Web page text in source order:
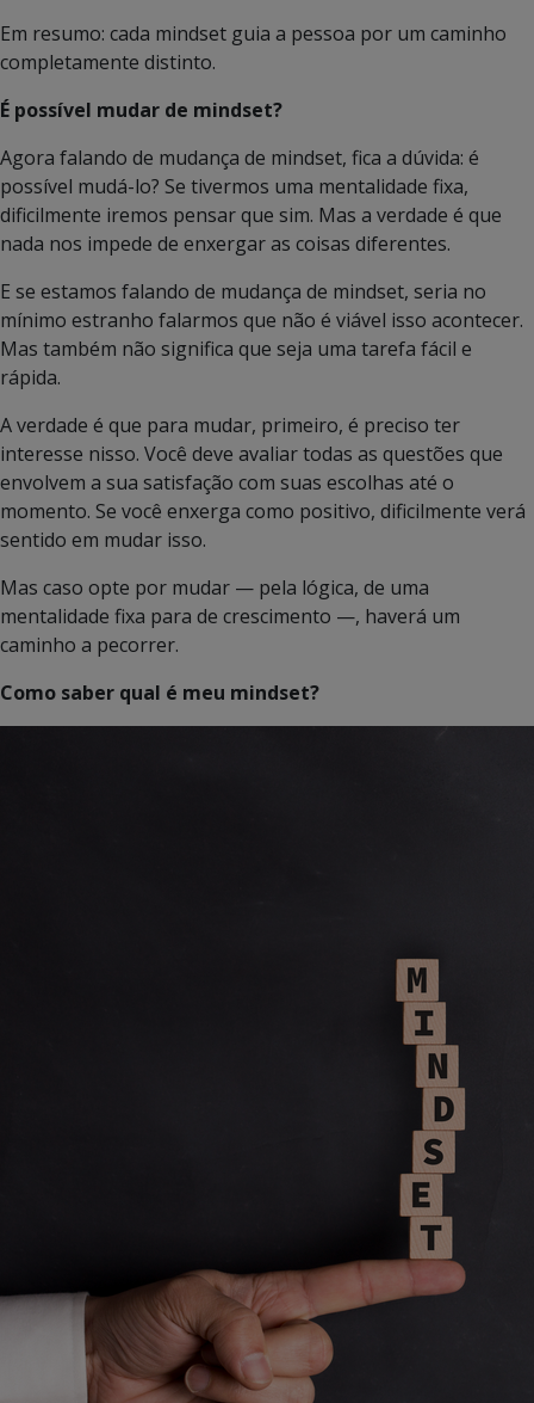
Em resumo: cada mindset guia a pessoa por um caminho
completamente distinto.
É possível mudar de mindset?
Agora falando de mudança de mindset, fica a dúvida: é
possível mudá-lo? Se tivermos uma mentalidade fixa,
dificilmente iremos pensar que sim. Mas a verdade é que
nada nos impede de enxergar as coisas diferentes.
E se estamos falando de mudança de mindset, seria no
mínimo estranho falarmos que não é viável isso acontecer.
Mas também não significa que seja uma tarefa fácil e
rápida.
A verdade é que para mudar, primeiro, é preciso ter
interesse nisso. Você deve avaliar todas as questões que
envolvem a sua satisfação com suas escolhas até o
momento. Se você enxerga como positivo, dificilmente verá
sentido em mudar isso.
Mas caso opte por mudar — pela lógica, de uma
mentalidade fixa para de crescimento —, haverá um
caminho a pecorrer.
Como saber qual é meu mindset?